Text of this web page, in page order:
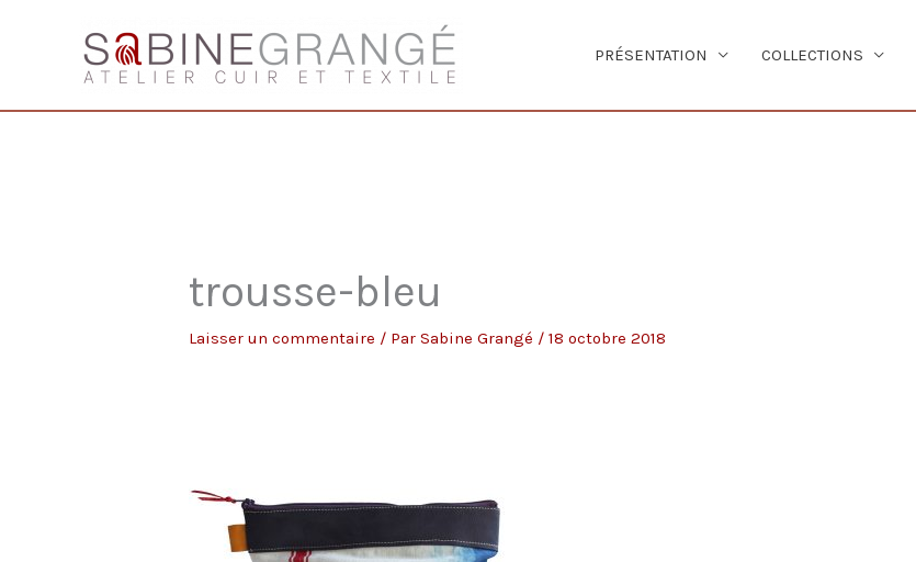
PRÉSENTATION COLLECTIONS
trousse-bleu
Laisser un commentaire / ParSabine Grangé /18 octobre 2018